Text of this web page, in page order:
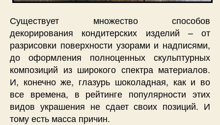
Существует множество способов
декорирования кондитерских изделий – от
разрисовки поверхности узорами и надписями,
до оформления полноценных скульптурных
композиций из широкого спектра материалов.
И, конечно же, глазурь шоколадная, как и во
все времена, в рейтинге популярности этих
видов украшения не сдает своих позиций. И
тому есть масса причин.